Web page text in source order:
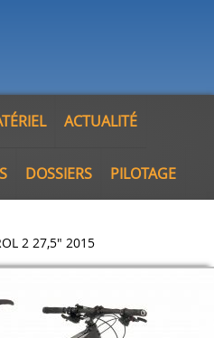
ACTUALITÉ
DOSSIERS PILOTAGE
2 27,5" 2015